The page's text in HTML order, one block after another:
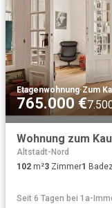
Etagenwohnung·Zum
765.000 €
Altstadt-Nord
102 m²3 Zimmer1
Seit 6 Tagen bei 1a-